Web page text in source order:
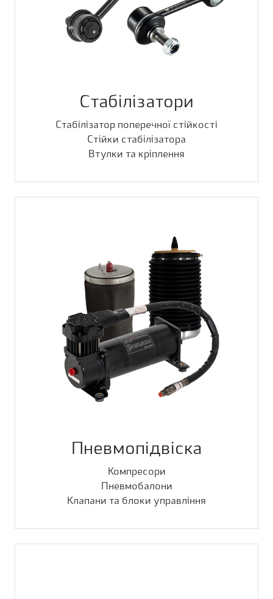
Стабілізатори
Стабілізатор поперечної стійкості
Стійки стабілізатора
Втулки та кріплення
Пневмопідвіска
Компресори
Пневмобалони
Клапани та блоки управління